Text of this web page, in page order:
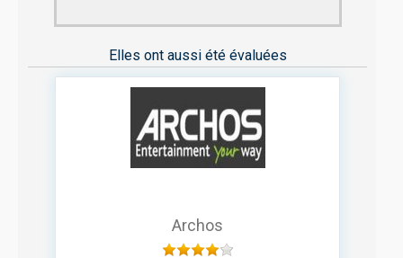
Elles ont aussi été évaluées
Archos